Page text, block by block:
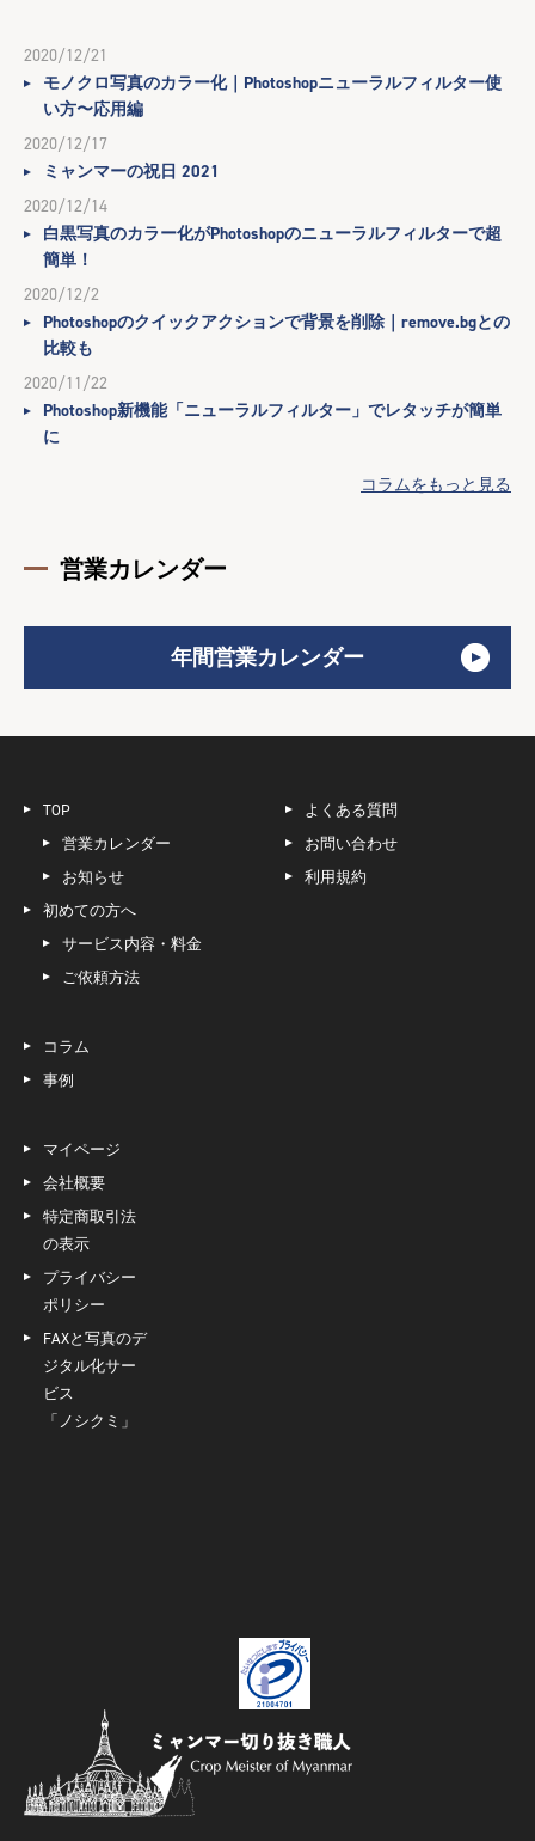
2020/12/21
モノクロ写真のカラー化｜Photoshopニューラルフィルター使
い方〜応用編
2020/12/17
ミャンマーの祝日 2021
2020/12/14
白黒写真のカラー化がPhotoshopのニューラルフィルターで超
簡単！
2020/12/2
Photoshopのクイックアクションで背景を削除｜remove.bgとの
比較も
2020/11/22
Photoshop新機能「ニューラルフィルター」でレタッチが簡単
に
コラムをもっと見る
営業カレンダー
年間営業カレンダー
TOP
営業カレンダー
お知らせ
初めての方へ
サービス内容・料金
ご依頼方法
よくある質問
お問い合わせ
利用規約
コラム
事例
マイページ
会社概要
特定商取引法
の表示
プライバシー
ポリシー
FAXと写真のデ
ジタル化サー
ビス
「ノシクミ」